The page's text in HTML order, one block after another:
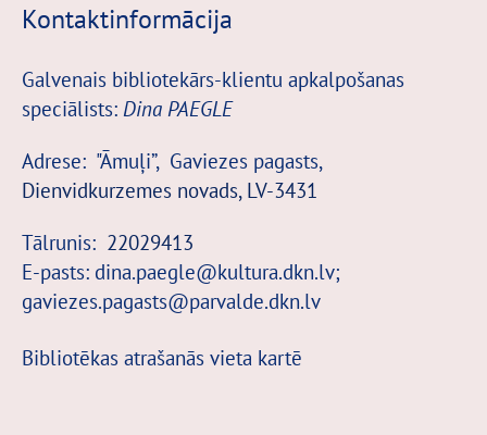
Kontaktinformācija
Galvenais bibliotekārs-klientu apkalpošanas
speciālists: Dina PAEGLE
Adrese: "Āmuļi”, Gaviezes pagasts,
Dienvidkurzemes novads, LV-3431
Tālrunis: 22029413
E-pasts: dina.paegle@kultura.dkn.lv;
gaviezes.pagasts@parvalde.dkn.lv
Bibliotēkas atrašanās vieta kartē